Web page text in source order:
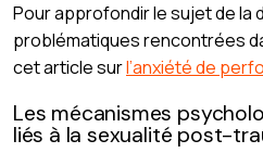
Pour approfondir le sujet de la
problématiques rencontrées
cet article surl’anxiété de
Les mécanismes
liés à la sexualité post-